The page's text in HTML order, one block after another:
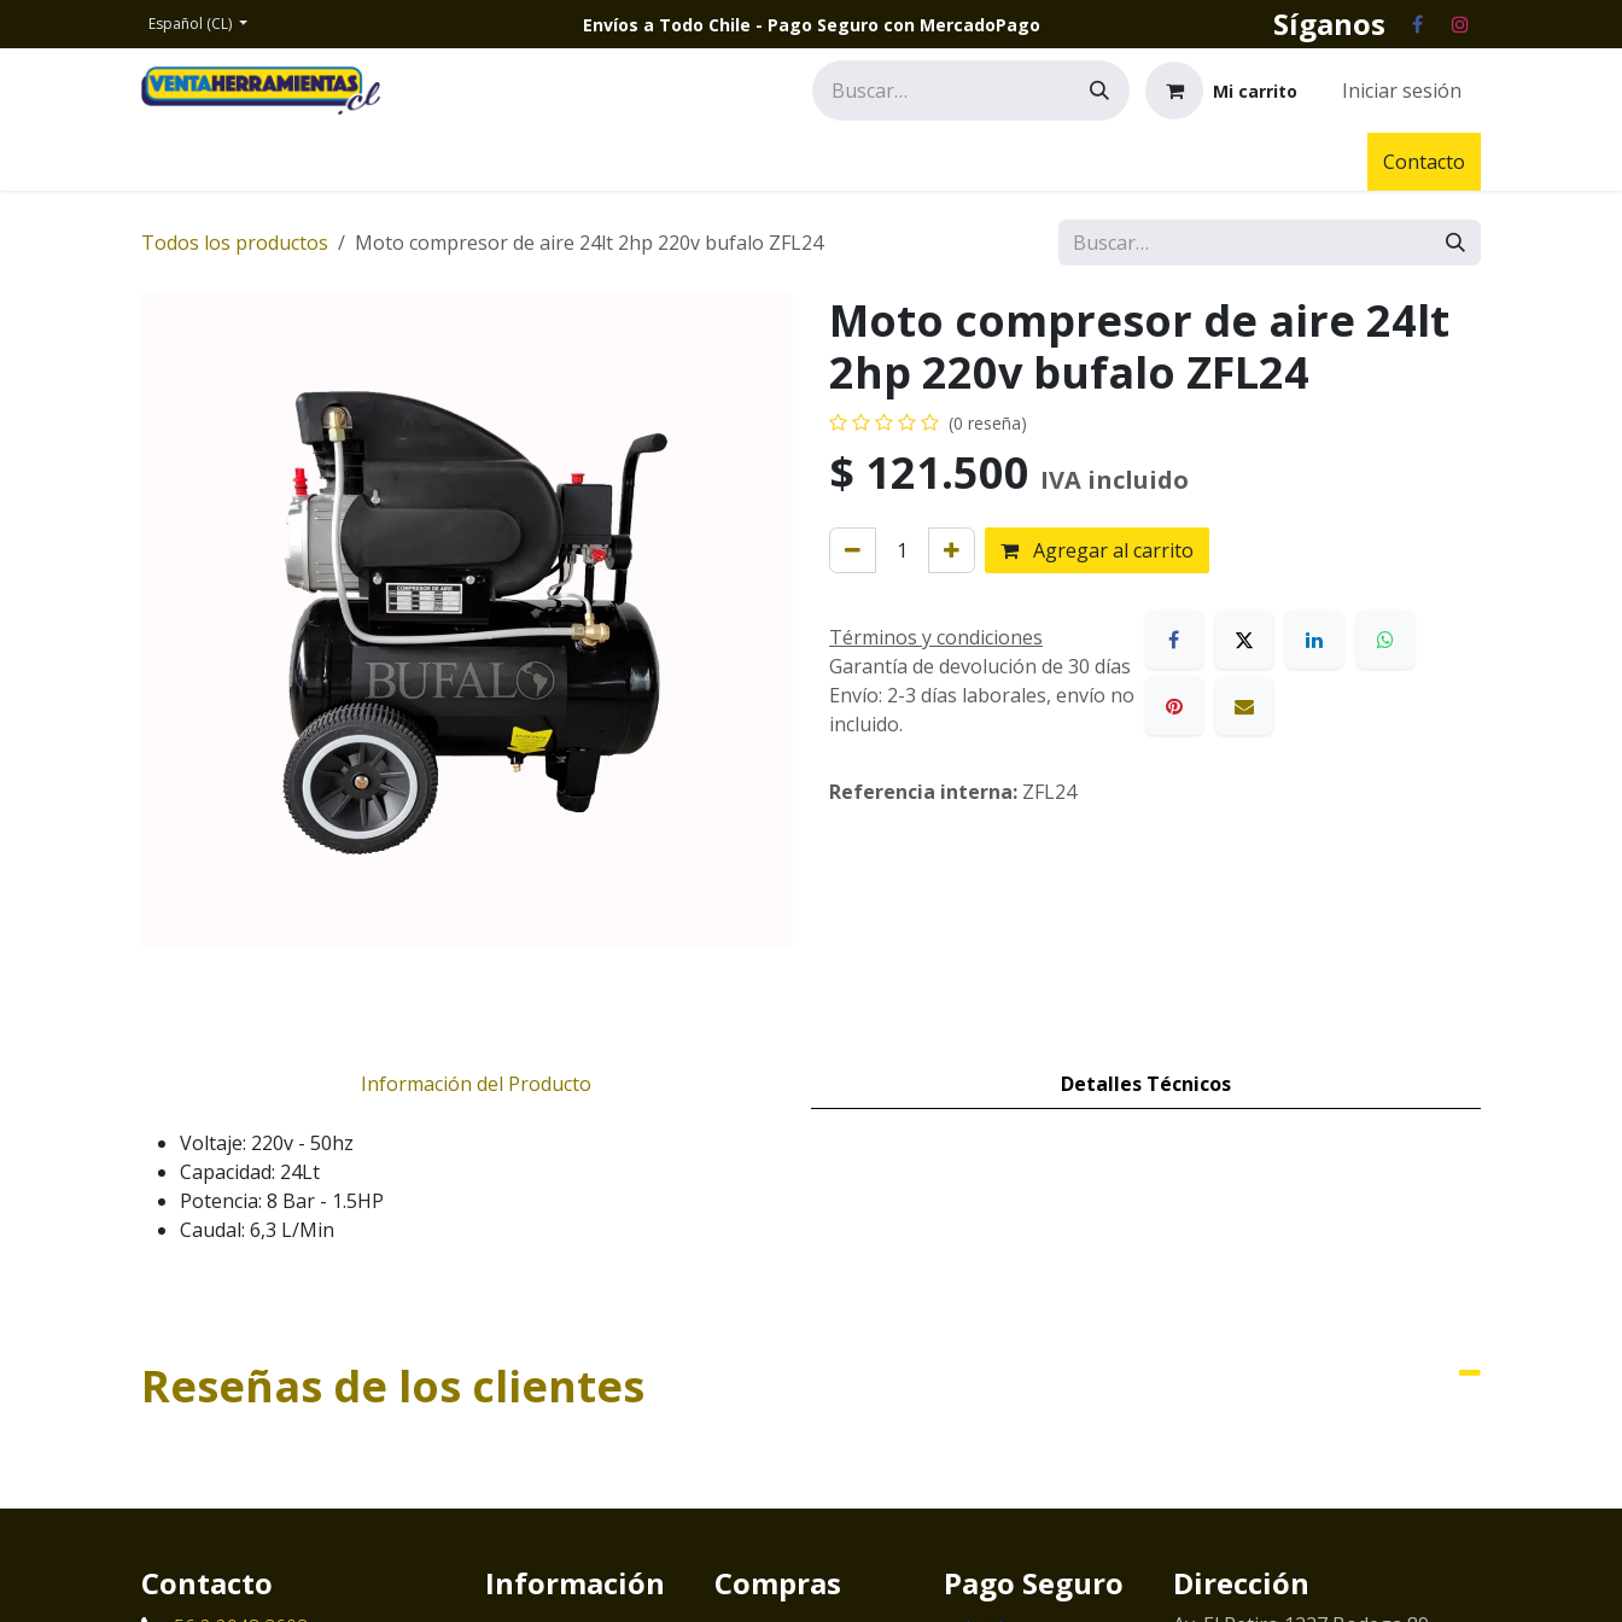
Español (CL) Envíos a Todo Chile - Pago Seguro con MercadoPago Síganos
Mi carrito Iniciar sesión
Contacto
Todos los productos Moto compresor de aire 24lt 2hp 220v bufalo ZFL24
Moto compresor de aire 24lt
2hp 220v bufalo ZFL24
(0 reseña)
$ 121.500 IVA incluido
Agregar al carrito
Términos y condiciones
Garantía de devolución de 30 días
Envío: 2-3 días laborales, envío no
incluido.
Referencia interna: ZFL24
Información del Producto Detalles Técnicos
Voltaje: 220v - 50hz
Capacidad: 24Lt
Potencia: 8 Bar - 1.5HP
Caudal: 6,3 L/Min
Reseñas de los clientes
Contacto Información Compras Pago Seguro Dirección